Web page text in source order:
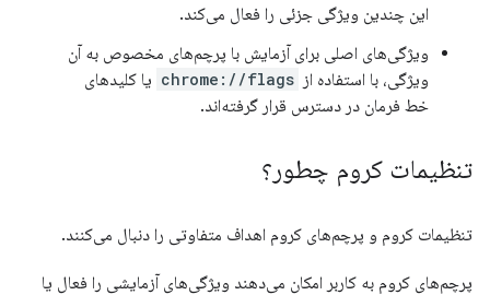
این چندین ویژگی جزئی را فعال می‌کند.
ویژگی‌های اصلی برای آزمایش با پرچم‌های مخصوص به آن
ویژگی، با استفاده از chrome://flags یا کلیدهای
خط فرمان در دسترس قرار گرفته‌اند.
تنظیمات کروم چطور؟
تنظیمات کروم و پرچم‌های کروم اهداف متفاوتی را دنبال می‌کنند.
پرچم‌های کروم به کاربر امکان می‌دهند ویژگی‌های آزمایشی را فعال یا